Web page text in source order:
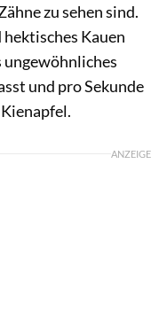
zu sehen sind.
Kauen
und pro Sekunde
ANZEIGE